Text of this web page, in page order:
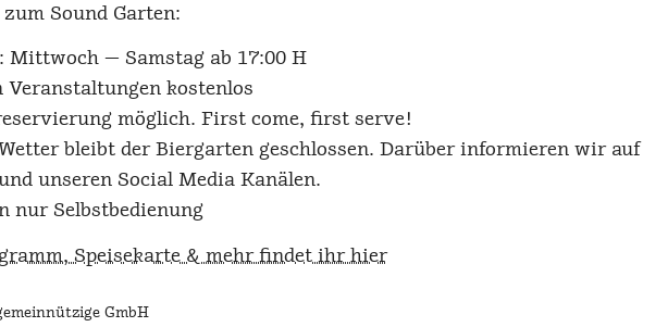
Sound Garten:
Mittwoch — Samstag ab 17:00 H
kostenlos
möglich. First come, first serve!
bleibt der Biergarten geschlossen. Darüber informieren wir auf
unseren Social Media Kanälen.
nur Selbstbedienung
Speisekarte & mehr findet ihr hier
GmbH